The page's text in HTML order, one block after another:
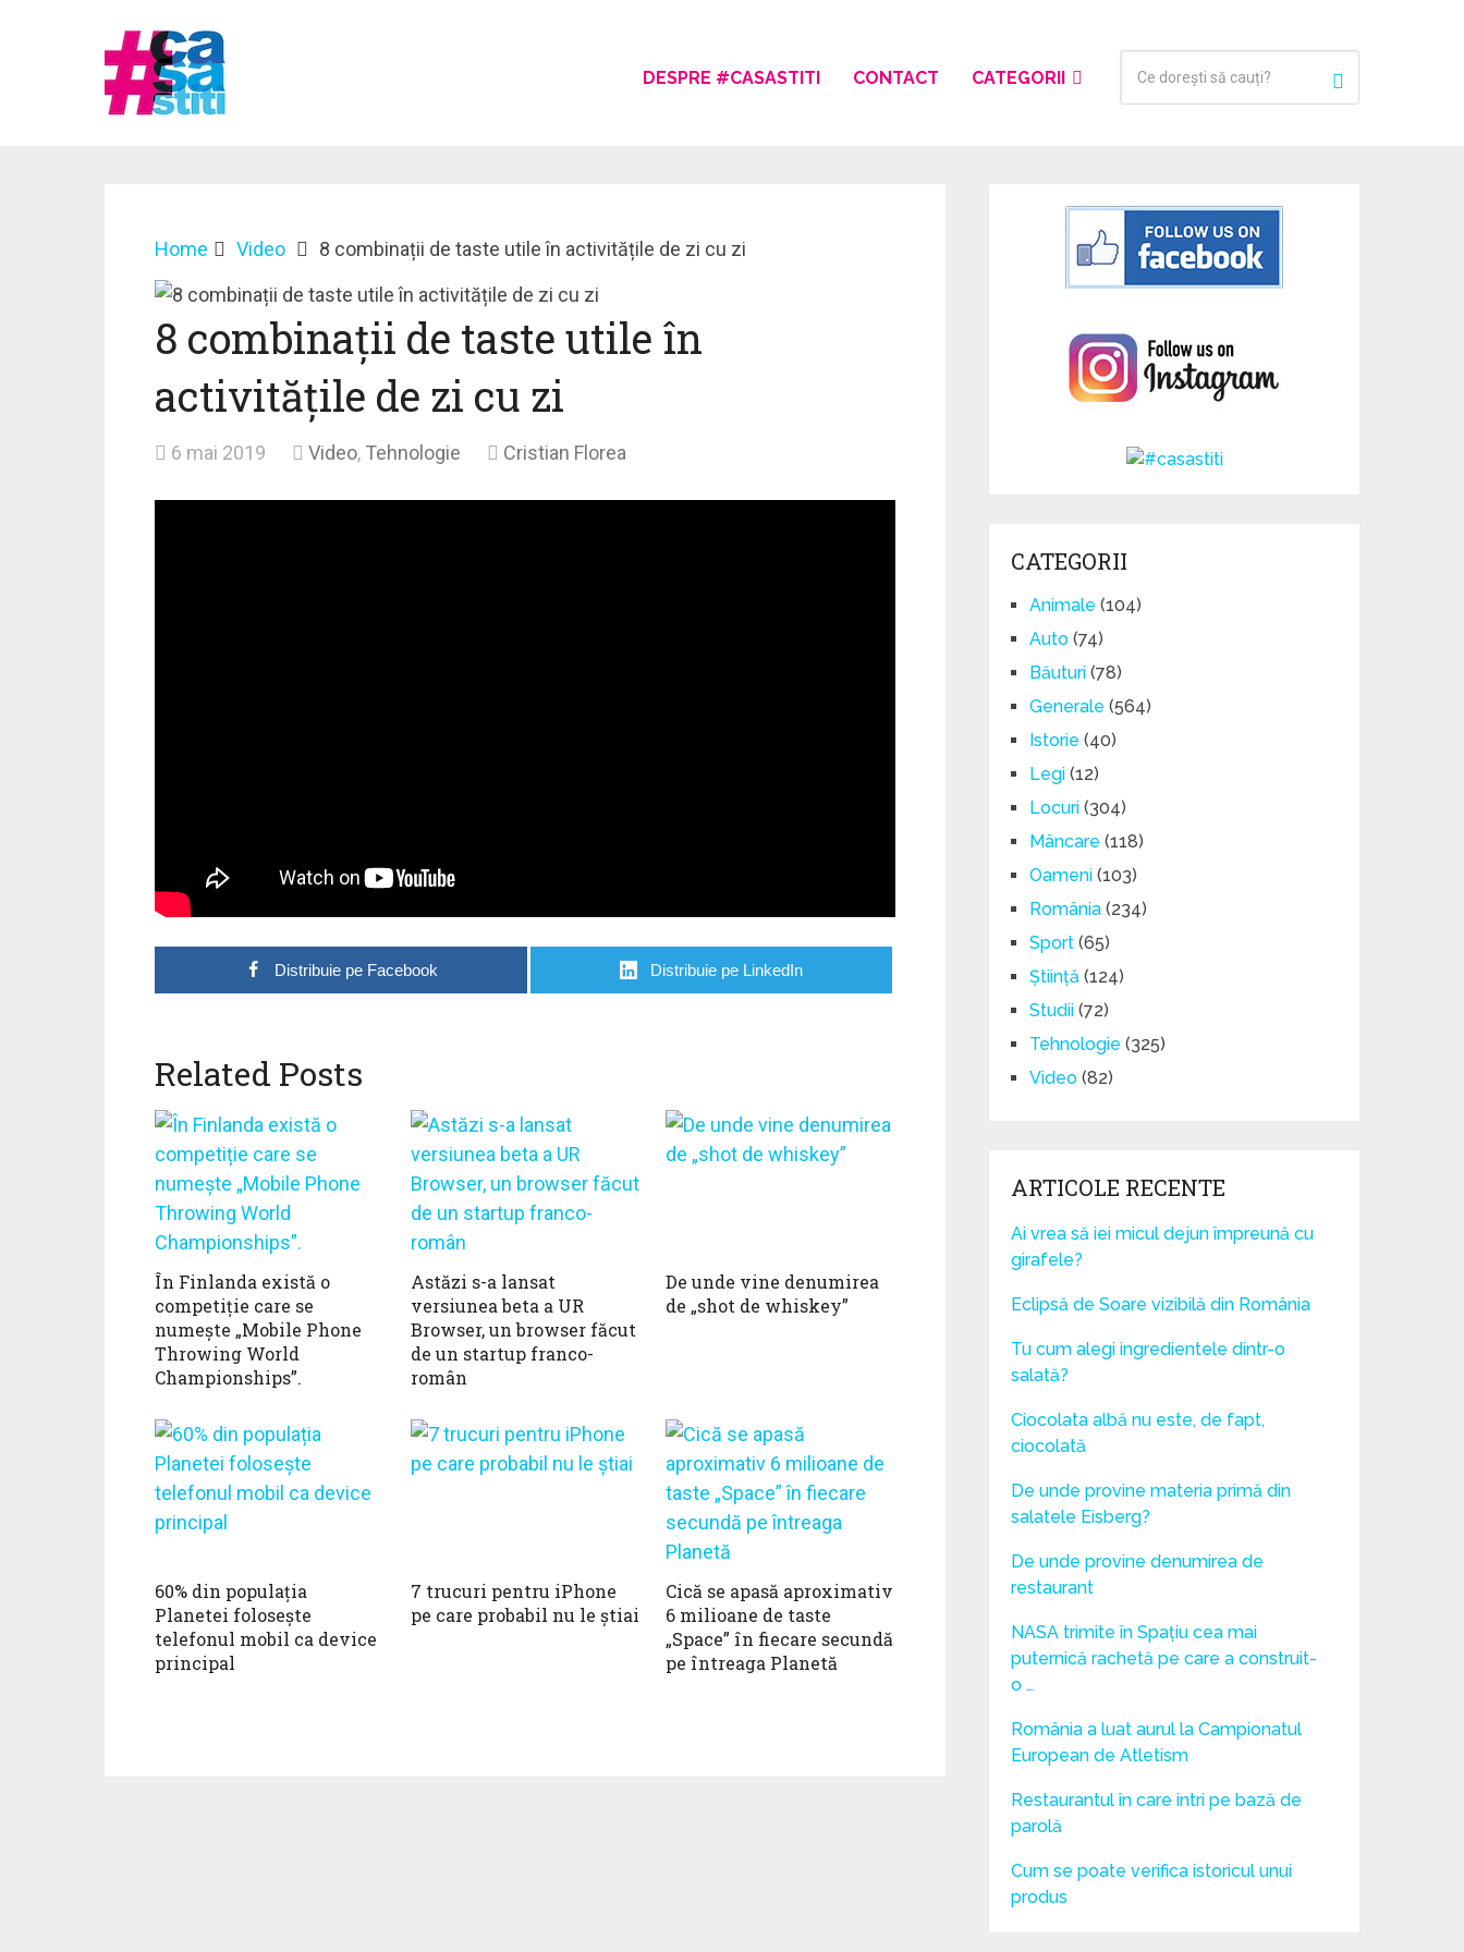
DESPRE #CASASTITI CONTACT CATEGORII
Home Video 8 combinații de taste utile în activitățile de zi cu zi
8 combinații de taste utile în
activitățile de zi cu zi
6 mai 2019 Video, Tehnologie Cristian Florea
Distribuie pe Facebook Distribuie pe LinkedIn
Related Posts
În Finlanda există o
competiție care se
numește „Mobile Phone
Throwing World
Championships”.
Astăzi s-a lansat
versiunea beta a UR
Browser, un browser făcut
de un startup franco-
român
De unde vine denumirea
de „shot de whiskey”
60% din populația
Planetei folosește
telefonul mobil ca device
principal
7 trucuri pentru iPhone
pe care probabil nu le știai
Cică se apasă aproximativ
6 milioane de taste
„Space” în fiecare secundă
pe întreaga Planetă
CATEGORII
Animale (104)
Auto (74)
Băuturi (78)
Generale (564)
Istorie (40)
Legi (12)
Locuri (304)
Mâncare (118)
Oameni (103)
România (234)
Sport (65)
Știință (124)
Studii (72)
Tehnologie (325)
Video (82)
ARTICOLE RECENTE
Ai vrea să iei micul dejun împreună cu
girafele?
Eclipsă de Soare vizibilă din România
Tu cum alegi ingredientele dintr-o
salată?
Ciocolata albă nu este, de fapt,
ciocolată
De unde provine materia primă din
salatele Eisberg?
De unde provine denumirea de
restaurant
NASA trimite în Spațiu cea mai
puternică rachetă pe care a construit-
o …
România a luat aurul la Campionatul
European de Atletism
Restaurantul în care intri pe bază de
parolă
Cum se poate verifica istoricul unui
produs